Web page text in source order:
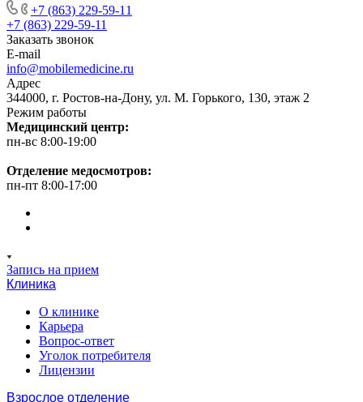
+7 (863) 229-59-11
+7 (863) 229-59-11
Заказать звонок
E-mail
info@mobilemedicine.ru
Адрес
344000, г. Ростов-на-Дону, ул. М. Горького, 130, этаж 2
Режим работы
Медицинский центр:
пн-вс 8:00-19:00
Отделение медосмотров:
пн-пт 8:00-17:00
Запись на прием
Клиника
О клинике
Карьера
Вопрос-ответ
Уголок потребителя
Лицензии
Взрослое отделение